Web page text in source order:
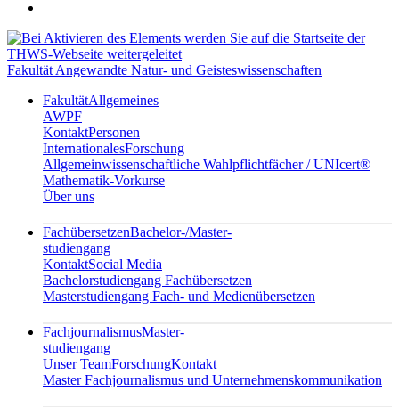
Fakultät Angewandte Natur- und Geisteswissenschaften
FakultätAllgemeines
AWPF
KontaktPersonen
InternationalesForschung
Allgemeinwissenschaftliche Wahlpflichtfächer / UNIcert®
Mathematik-Vorkurse
Über uns
FachübersetzenBachelor-/Master-
studiengang
KontaktSocial Media
Bachelorstudiengang Fachübersetzen
Masterstudiengang Fach- und Medienübersetzen
FachjournalismusMaster-
studiengang
Unser TeamForschungKontakt
Master Fachjournalismus und Unternehmenskommunikation